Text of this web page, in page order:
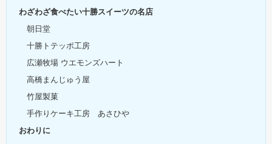
わざわざ食べたい十勝スイーツの名店
朝日堂
十勝トテッポ工房
広瀬牧場 ウエモンズハート
高橋まんじゅう屋
竹屋製菓
手作りケーキ工房 あさひや
おわりに